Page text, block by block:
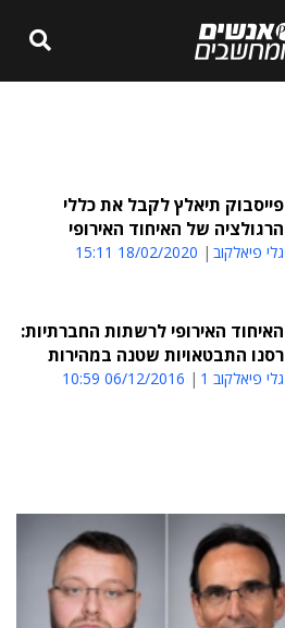
פייסבוק תיאלץ לקבל את כללי
הרגולציה של האיחוד האירופי
גלי פיאלקוב 18/02/2020 15:11
האיחוד האירופי לרשתות החברתיות:
רסנו התבטאויות שטנה במהירות
גלי פיאלקוב 1 06/12/2016 10:59